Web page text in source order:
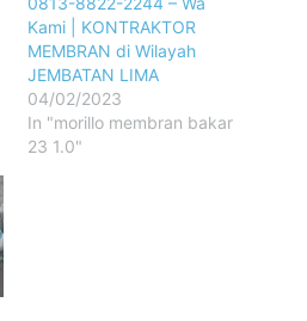
Kami | KONTRAKTOR
MEMBRAN di Wilayah
JEMBATAN LIMA
04/02/2023
In "morillo membran bakar
23 1.0"